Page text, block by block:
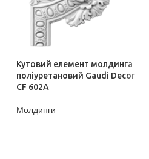
Кутовий елемент молдинга
поліуретановий Gaudi Decor
CF 602A
Молдинги